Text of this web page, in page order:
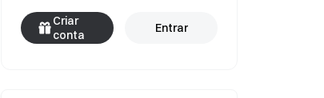
Criar
conta
Entrar